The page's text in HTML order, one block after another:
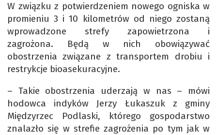
W związku z potwierdzeniem nowego ogniska w
promieniu 3 i 10 kilometrów od niego zostaną
wprowadzone strefy zapowietrzona i
zagrożona. Będą w nich obowiązywać
obostrzenia związane z transportem drobiu i
restrykcje bioasekuracyjne.
– Takie obostrzenia uderzają w nas – mówi
hodowca indyków Jerzy Łukaszuk z gminy
Międzyrzec Podlaski, którego gospodarstwo
znalazło się w strefie zagrożenia po tym jak w